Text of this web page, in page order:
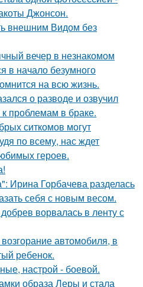
Джонсон.
внешним Видом без
вечер в незнакомом
в начало безумного
на всю жизнь.
о разводе и озвучил
проблемам в браке.
ситкомов могут
по всему, нас ждет
героев.
Ирина Горбачева разделась
себя с новым весом.
ворвалась в ленту с
автомобиля, в
ребенок.
настрой - боевой.
образа Леры и стала